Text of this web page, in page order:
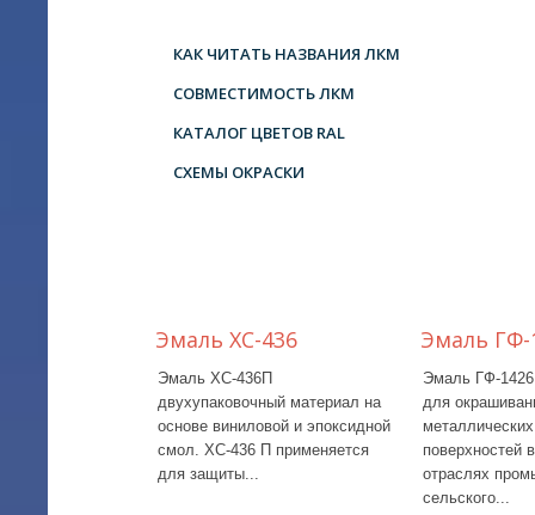
КАК ЧИТАТЬ НАЗВАНИЯ ЛКМ
СОВМЕСТИМОСТЬ ЛКМ
КАТАЛОГ ЦВЕТОВ RAL
СХЕМЫ ОКРАСКИ
Эмаль ХС-436
Эмаль ХС-436П
двухупаковочный материал на
основе виниловой и эпоксидной
смол. ХС-436 П применяется
для защиты...
Эмаль ГФ-
Эмаль ГФ-
для
поверхностей
отраслях
сельского...